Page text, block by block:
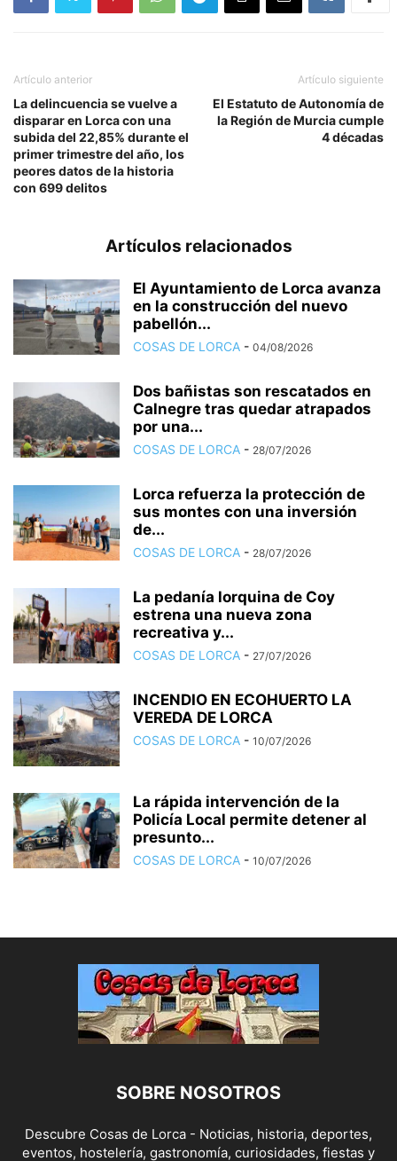
Artículo anterior
La delincuencia se vuelve a
disparar en Lorca con una
subida del 22,85% durante el
primer trimestre del año, los
peores datos de la historia
con 699 delitos
Artículo siguiente
El Estatuto de Autonomía de
la Región de Murcia cumple
4 décadas
Artículos relacionados
El Ayuntamiento de Lorca avanza
en la construcción del nuevo
pabellón...
COSAS DE LORCA - 04/08/2026
Dos bañistas son rescatados en
Calnegre tras quedar atrapados
por una...
COSAS DE LORCA - 28/07/2026
Lorca refuerza la protección de
sus montes con una inversión
de...
COSAS DE LORCA - 28/07/2026
La pedanía lorquina de Coy
estrena una nueva zona
recreativa y...
COSAS DE LORCA - 27/07/2026
INCENDIO EN ECOHUERTO LA
VEREDA DE LORCA
COSAS DE LORCA - 10/07/2026
La rápida intervención de la
Policía Local permite detener al
presunto...
COSAS DE LORCA - 10/07/2026
SOBRE NOSOTROS
Descubre Cosas de Lorca - Noticias, historia, deportes,
eventos, hostelería, gastronomía, curiosidades, fiestas y